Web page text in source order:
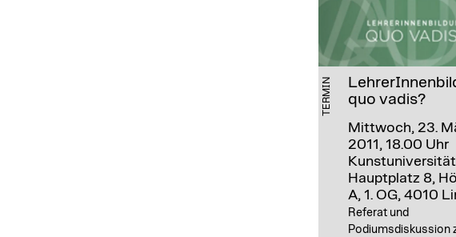
TERMIN
quo vadis?
Mittwoch, 23.
2011, 18.00 Uhr
Hauptplatz 8,
A, 1. OG, 4010
Referat und
Podiumsdiskussion